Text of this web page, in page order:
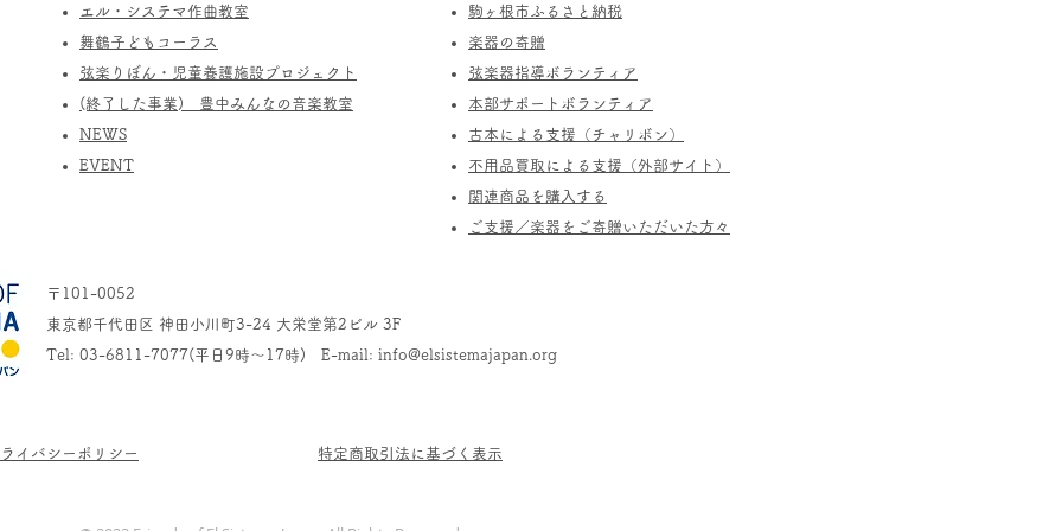
エル・システマ作曲教室
​舞鶴子どもコーラス
​​弦楽りぼん・児童養護施設プロジェクト
(終了した事業) ​豊中みんなの音楽教室
​NEWS
​EVENT
駒ヶ根市ふるさと納税
楽器の寄贈
​弦楽器指導ボランティア
​本部サポートボランティア
​古本による支援（チャリボン）
不用品買取による支援（外部サイト）
関連商品を購入する
​ご支援／楽器をご寄贈いただいた方々
〒101-0052
東京都千代田区 神田小川町3-24 大栄堂第2ビル 3F
Tel: 03-6811-7077(平日9時～17時) E-mail: info@elsistemajapan.org
イバシーポリシー ​特定商取引法に基づく表示